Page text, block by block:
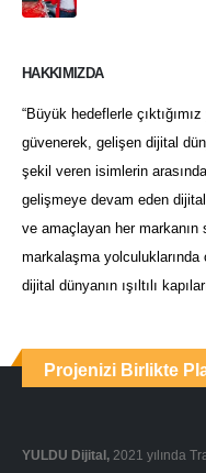
HAKKIMIZDA
“Büyük hedeflerle
güvenerek, gelişen dijital
şekil veren isimlerin
gelişmeye devam eden
ve amaçlayan her markanın
markalaşma
dijital dünyanın ışıltılı
Projenizi Birlikte
YULDU Dijital, 2021 yılında